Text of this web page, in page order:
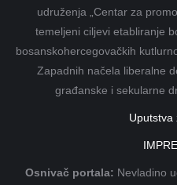
udruženja „Centar za
temeljeni ciljevi etabliranje
bosanskohercegovačkih
Zapadnih načela liberalne
građanske i sekularne
Uputstva
Osnivač portala: Nevladino